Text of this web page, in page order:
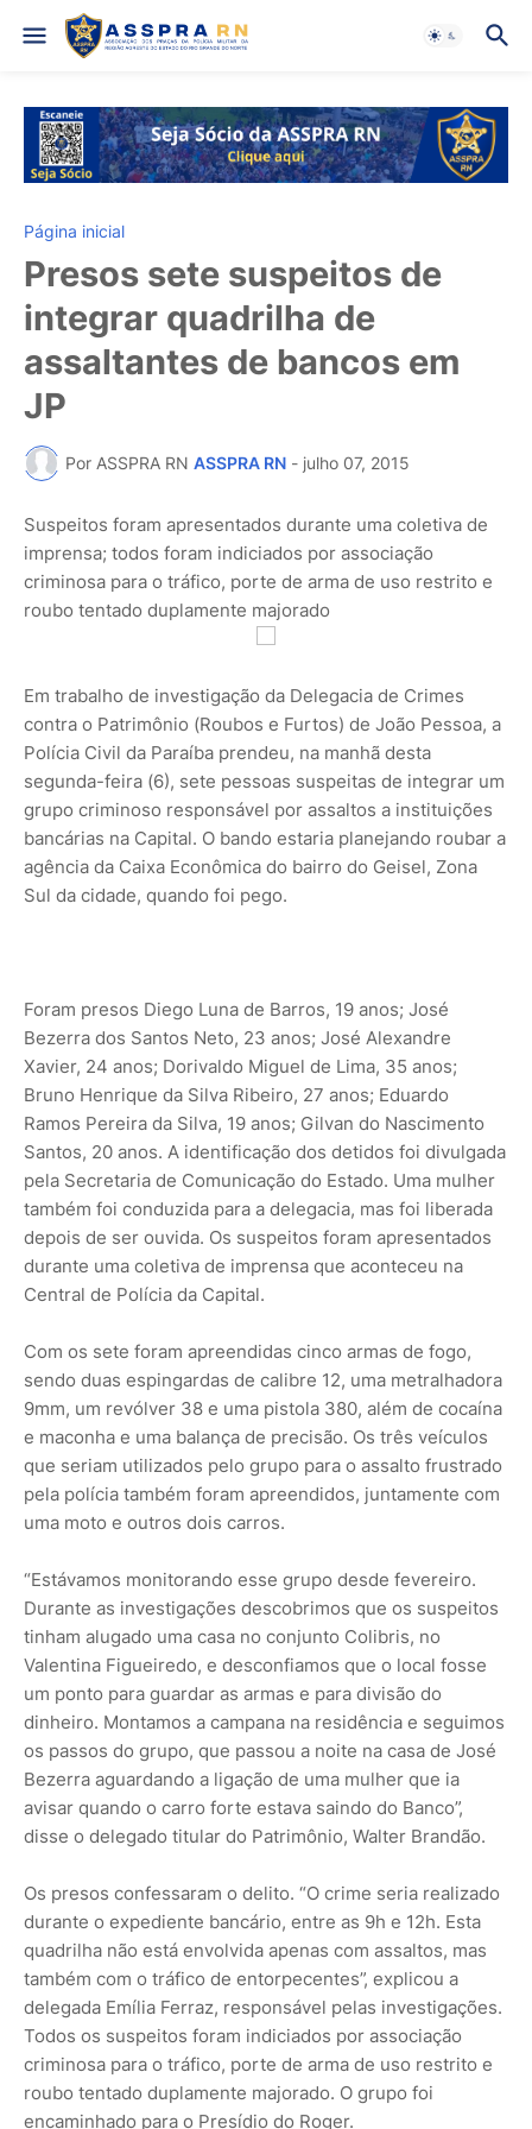
Página inicial
Presos sete suspeitos de
integrar quadrilha de
assaltantes de bancos em
JP
Por ASSPRA RN ASSPRA RN - julho 07, 2015
Suspeitos foram apresentados durante uma coletiva de
imprensa; todos foram indiciados por associação
criminosa para o tráfico, porte de arma de uso restrito e
roubo tentado duplamente majorado
Em trabalho de investigação da Delegacia de Crimes
contra o Patrimônio (Roubos e Furtos) de João Pessoa, a
Polícia Civil da Paraíba prendeu, na manhã desta
segunda-feira (6), sete pessoas suspeitas de integrar um
grupo criminoso responsável por assaltos a instituições
bancárias na Capital. O bando estaria planejando roubar a
agência da Caixa Econômica do bairro do Geisel, Zona
Sul da cidade, quando foi pego.
Foram presos Diego Luna de Barros, 19 anos; José
Bezerra dos Santos Neto, 23 anos; José Alexandre
Xavier, 24 anos; Dorivaldo Miguel de Lima, 35 anos;
Bruno Henrique da Silva Ribeiro, 27 anos; Eduardo
Ramos Pereira da Silva, 19 anos; Gilvan do Nascimento
Santos, 20 anos. A identificação dos detidos foi divulgada
pela Secretaria de Comunicação do Estado. Uma mulher
também foi conduzida para a delegacia, mas foi liberada
depois de ser ouvida. Os suspeitos foram apresentados
durante uma coletiva de imprensa que aconteceu na
Central de Polícia da Capital.
Com os sete foram apreendidas cinco armas de fogo,
sendo duas espingardas de calibre 12, uma metralhadora
9mm, um revólver 38 e uma pistola 380, além de cocaína
e maconha e uma balança de precisão. Os três veículos
que seriam utilizados pelo grupo para o assalto frustrado
pela polícia também foram apreendidos, juntamente com
uma moto e outros dois carros.
“Estávamos monitorando esse grupo desde fevereiro.
Durante as investigações descobrimos que os suspeitos
tinham alugado uma casa no conjunto Colibris, no
Valentina Figueiredo, e desconfiamos que o local fosse
um ponto para guardar as armas e para divisão do
dinheiro. Montamos a campana na residência e seguimos
os passos do grupo, que passou a noite na casa de José
Bezerra aguardando a ligação de uma mulher que ia
avisar quando o carro forte estava saindo do Banco”,
disse o delegado titular do Patrimônio, Walter Brandão.
Os presos confessaram o delito. “O crime seria realizado
durante o expediente bancário, entre as 9h e 12h. Esta
quadrilha não está envolvida apenas com assaltos, mas
também com o tráfico de entorpecentes”, explicou a
delegada Emília Ferraz, responsável pelas investigações.
Todos os suspeitos foram indiciados por associação
criminosa para o tráfico, porte de arma de uso restrito e
roubo tentado duplamente majorado. O grupo foi
encaminhado para o Presídio do Roger.